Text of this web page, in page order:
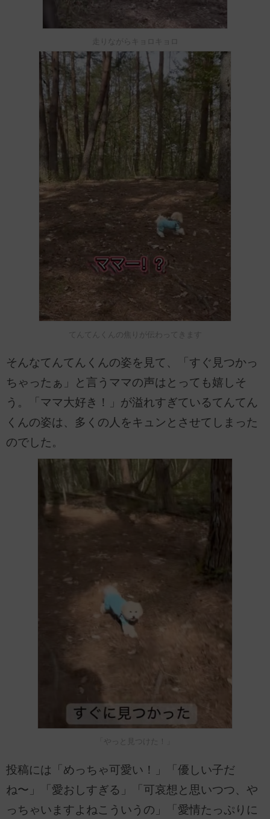
走りながらキョロキョロ
てんてんくんの焦りが伝わってきます
そんなてんてんくんの姿を見て、「すぐ見つかっ
ちゃったぁ」と言うママの声はとっても嬉しそ
う。「ママ大好き！」が溢れすぎているてんてん
くんの姿は、多くの人をキュンとさせてしまった
のでした。
「やっと見つけた！」
投稿には「めっちゃ可愛い！」「優しい子だ
ね〜」「愛おしすぎる」「可哀想と思いつつ、や
っちゃいますよねこういうの」「愛情たっぷりに